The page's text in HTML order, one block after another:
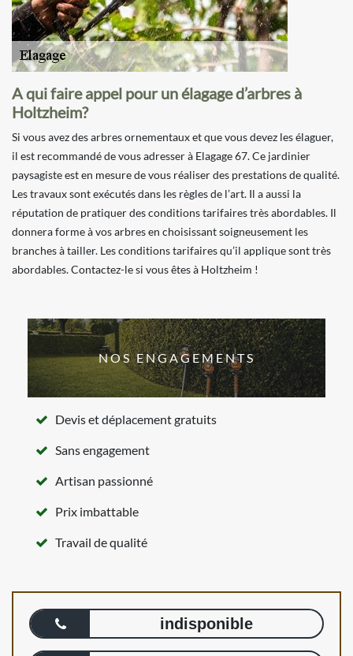
A qui faire appel pour un élagage d’arbres à
Holtzheim?
Si vous avez des arbres ornementaux et que vous devez les élaguer,
il est recommandé de vous adresser à Elagage 67. Ce jardinier
paysagiste est en mesure de vous réaliser des prestations de qualité.
Les travaux sont exécutés dans les règles de l’art. Il a aussi la
réputation de pratiquer des conditions tarifaires très abordables. Il
donnera forme à vos arbres en choisissant soigneusement les
branches à tailler. Les conditions tarifaires qu’il applique sont très
abordables. Contactez-le si vous êtes à Holtzheim !
NOS ENGAGEMENTS
Devis et déplacement gratuits
Sans engagement
Artisan passionné
Prix imbattable
Travail de qualité
indisponible